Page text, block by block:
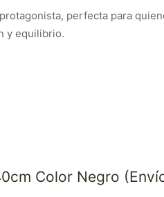
perfecta para
y equilibrio.
Color Negro